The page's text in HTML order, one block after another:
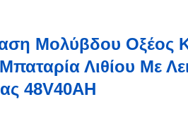
Μολύβδου Οξέος
Λιθίου Με
48V40AH